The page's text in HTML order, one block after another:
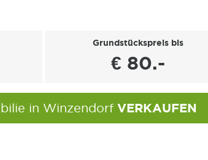
Grundstückspreis bis
€ 80.-
in Winzendorf VERKAUFEN